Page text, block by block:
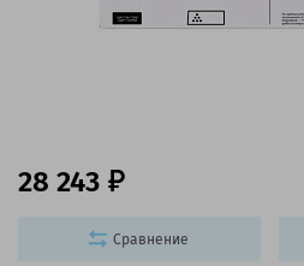
28 243
Сравнение